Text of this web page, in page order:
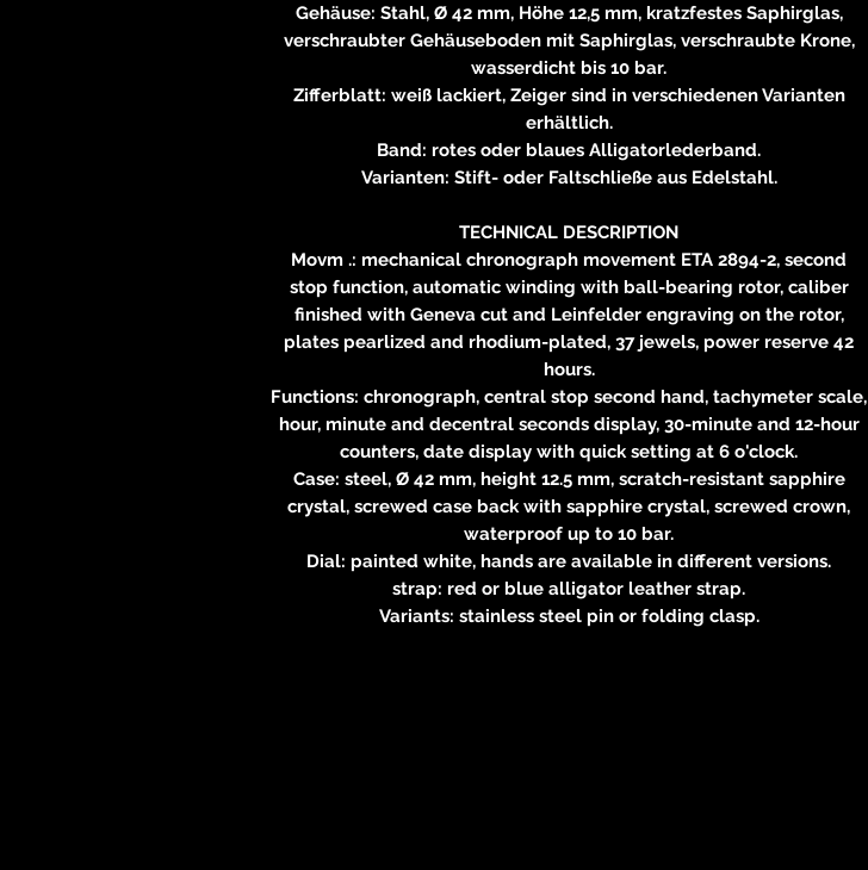
Gehäuse: Stahl, Ø 42 mm, Höhe 12,5 mm, kratzfestes Saphirglas,
verschraubter Gehäuseboden mit Saphirglas, verschraubte Krone,
wasserdicht bis 10 bar.
Zifferblatt: weiß lackiert, Zeiger sind in verschiedenen Varianten
erhältlich.
Band: rotes oder blaues Alligatorlederband.
Varianten: Stift- oder Faltschließe aus Edelstahl.
TECHNICAL DESCRIPTION
Movm .: mechanical chronograph movement ETA 2894-2, second
stop function, automatic winding with ball-bearing rotor, caliber
finished with Geneva cut and Leinfelder engraving on the rotor,
plates pearlized and rhodium-plated, 37 jewels, power reserve 42
hours.
Functions: chronograph, central stop second hand, tachymeter scale,
hour, minute and decentral seconds display, 30-minute and 12-hour
counters, date display with quick setting at 6 o'clock.
Case: steel, Ø 42 mm, height 12.5 mm, scratch-resistant sapphire
crystal, screwed case back with sapphire crystal, screwed crown,
waterproof up to 10 bar.
Dial: painted white, hands are available in different versions.
strap: red or blue alligator leather strap.
Variants: stainless steel pin or folding clasp.